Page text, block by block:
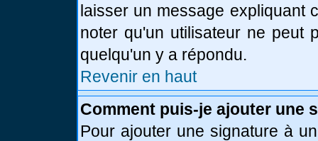
laisser un message expliquant
noter qu'un utilisateur ne peut
quelqu'un y a répondu.
Revenir en haut
Comment puis-je ajouter une
Pour ajouter une signature à